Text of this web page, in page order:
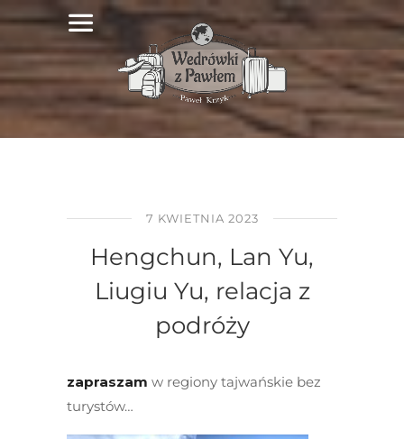
7 KWIETNIA 2023
Hengchun, Lan Yu,
Liugiu Yu, relacja z
podróży
zapraszam w regiony tajwańskie bez
turystów…